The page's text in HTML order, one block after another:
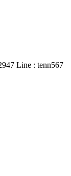
Line : tenn567